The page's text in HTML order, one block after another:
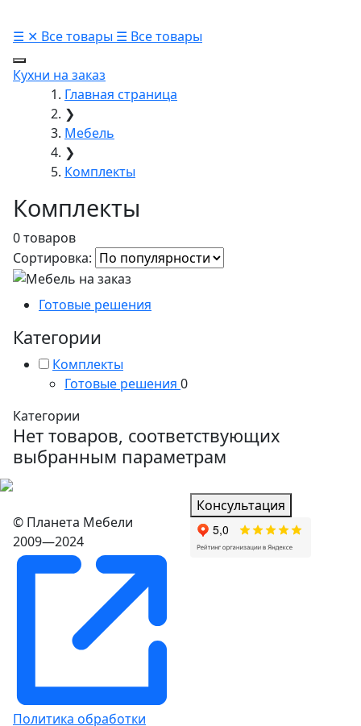
☰ ✕ Все товары ☰ Все товары
Кухни на заказ
Главная страница
❯
Мебель
❯
Комплекты
Комплекты
0 товаров
Сортировка:
Готовые решения
Категории
Комплекты
Готовые решения 0
Категории
Нет товаров, соответствующих
выбранным параметрам
© Планета Мебели
2009—2024
Политика обработки
Консультация